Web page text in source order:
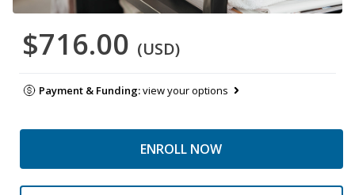
$716.00 (USD)
Payment & Funding:view your options
ENROLL NOW